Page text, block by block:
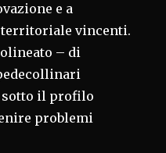
e a
vincenti.
– di
il profilo
problemi